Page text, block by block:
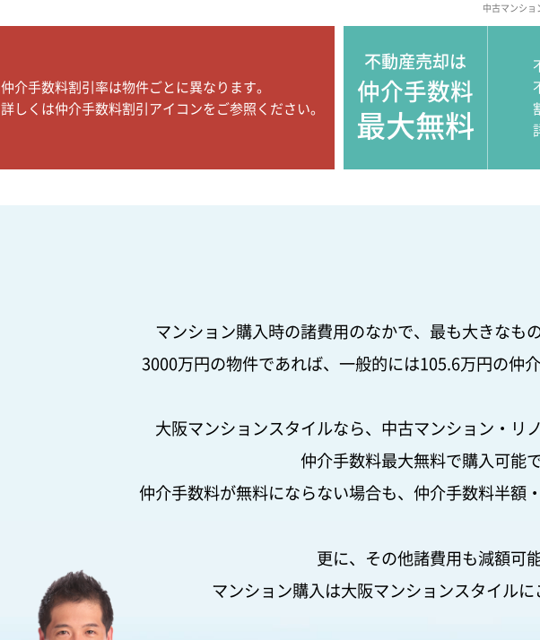
中古マンシ
仲介手数料割引率は物件ごとに異なります。
詳しくは仲介手数料割引アイコンをご参照ください。
不動産売却は
仲介手数料
最大無料
マンション購入時の諸費用のなかで、 最も大きなも
3000万円の物件であれば、一般的には105.6万円の仲
大阪マンションスタイルなら、 中古マンション・リ
仲介手数料最大無料で購入可能
仲介手数料が無料にならない場合も、 仲介手数料半額
更に、その他諸費用も減額可
マンション購入は大阪マンションスタイルに